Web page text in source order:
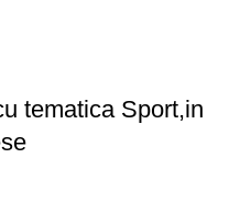
tematica Sport,in